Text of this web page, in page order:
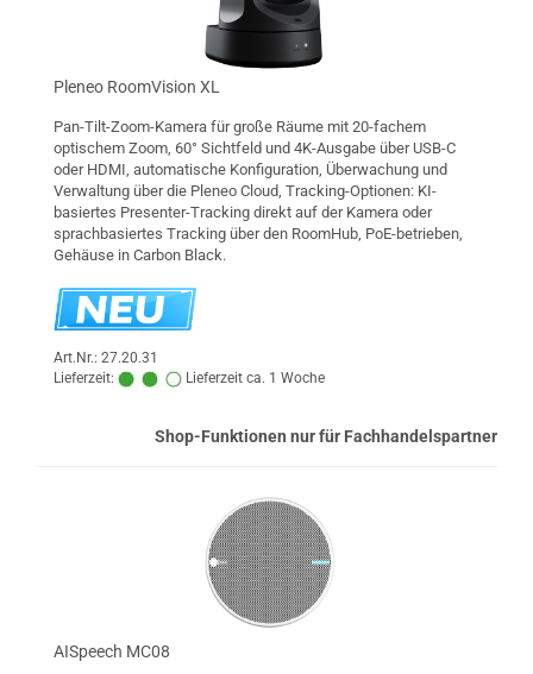
Pleneo RoomVision XL
Pan-Tilt-Zoom-Kamera für große Räume mit 20-fachem
optischem Zoom, 60° Sichtfeld und 4K-Ausgabe über USB-C
oder HDMI, automatische Konfiguration, Überwachung und
Verwaltung über die Pleneo Cloud, Tracking-Optionen: KI-
basiertes Presenter-Tracking direkt auf der Kamera oder
sprachbasiertes Tracking über den RoomHub, PoE-betrieben,
Gehäuse in Carbon Black.
Art.Nr.: 27.20.31
Lieferzeit:
Lieferzeit ca. 1 Woche
Shop-Funktionen nur für Fachhandelspartner
AISpeech MC08